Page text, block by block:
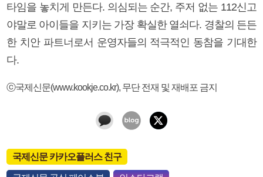
타임을 놓치게 만든다. 의심되는 순간, 주저 없는 112신고
야말로 아이들을 지키는 가장 확실한 열쇠다. 경찰의 든든
한 치안 파트너로서 운영자들의 적극적인 동참을 기대한
다.
ⓒ국제신문(www.kookje.co.kr), 무단 전재 및 재배포 금지
국제신문 카카오플러스 친구